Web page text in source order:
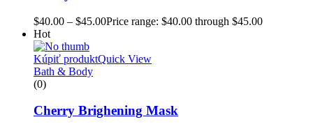
$40.00 – $45.00Price range: $40.00 through $45.00
Hot
Kúpiť produktQuick View
Bath & Body
(0)
Cherry Brighening Mask